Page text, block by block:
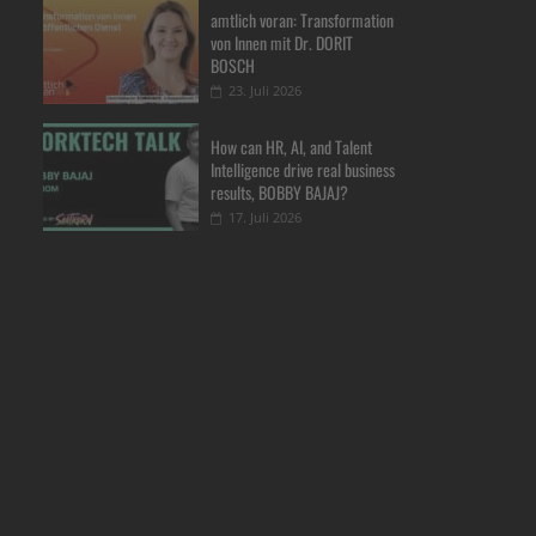
amtlich voran: Transformation
von Innen mit Dr. DORIT
BOSCH
23. Juli 2026
How can HR, AI, and Talent
Intelligence drive real business
results, BOBBY BAJAJ?
17. Juli 2026